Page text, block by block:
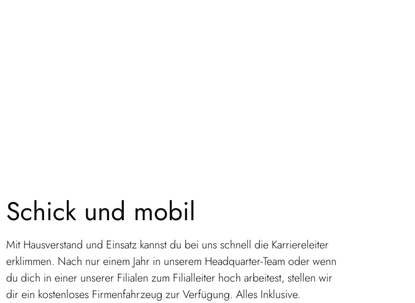
Schick und mobil
Mit Hausverstand und Einsatz kannst du bei uns schnell die Karriereleiter
erklimmen. Nach nur einem Jahr in unserem Headquarter-Team oder wenn
du dich in einer unserer Filialen zum Filialleiter hoch arbeitest, stellen wir
dir ein kostenloses Firmenfahrzeug zur Verfügung. Alles Inklusive.